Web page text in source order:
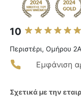
10
Περιστέρι, Ομήρου 2A
Εμφάνιση
Σχετικά με την